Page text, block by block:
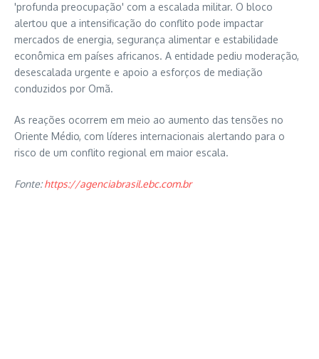
'profunda preocupação' com a escalada militar. O bloco
alertou que a intensificação do conflito pode impactar
mercados de energia, segurança alimentar e estabilidade
econômica em países africanos. A entidade pediu moderação,
desescalada urgente e apoio a esforços de mediação
conduzidos por Omã.
As reações ocorrem em meio ao aumento das tensões no
Oriente Médio, com líderes internacionais alertando para o
risco de um conflito regional em maior escala.
Fonte:https://agenciabrasil.ebc.com.br